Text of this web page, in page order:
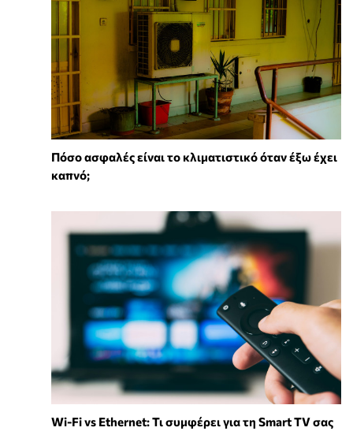
Πόσο ασφαλές είναι το κλιματιστικό όταν έξω έχει
καπνό;
Wi-Fi vs Ethernet: Τι συμφέρει για τη Smart TV σας